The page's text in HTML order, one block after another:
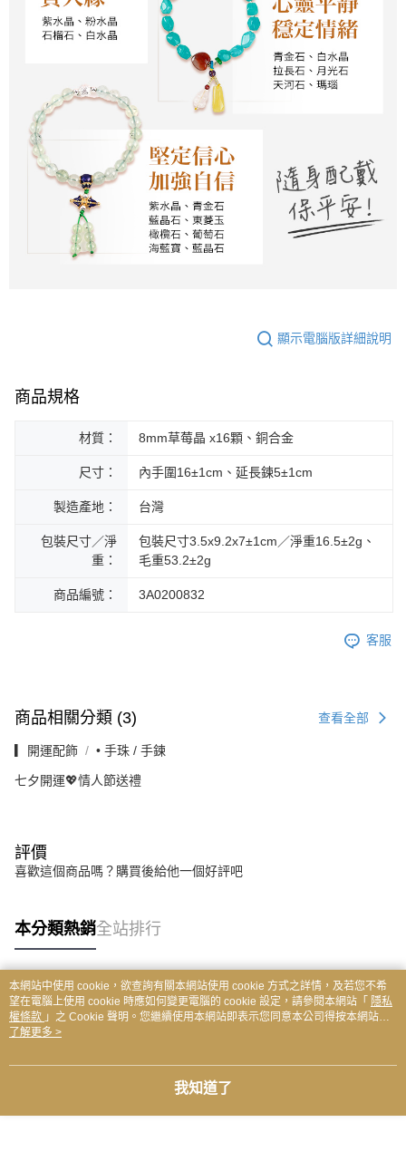
顯示電腦版詳細說明
商品規格
材質： 8mm草莓晶 x16顆、銅合金
尺寸： 內手圍16±1cm、延長鍊5±1cm
製造產地： 台灣
包裝尺寸／淨
重：
包裝尺寸3.5x9.2x7±1cm／淨重16.5±2g、
毛重53.2±2g
商品編號： 3A0200832
客服
商品相關分類 (3) 查看全部
▎開運配飾 • 手珠 / 手鍊
七夕開運💖情人節送禮
評價
喜歡這個商品嗎？購買後給他一個好評吧
本分類熱銷全站排行
熱門標籤
本網站中使用 cookie，欲查詢有關本網站使用 cookie 方式之詳情，及若您不希
望在電腦上使用 cookie 時應如何變更電腦的 cookie 設定，請參閱本網站「 隱私
權條款 」之 Cookie 聲明。您繼續使用本網站即表示您同意本公司得按本網站使
用條款之 Cookie 聲明使用 cookie。
了解更多 >
我知道了